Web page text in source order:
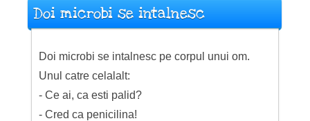
Doi microbi se intalnesc
Doi microbi se intalnesc pe corpul unui om.
Unul catre celalalt:
- Ce ai, ca esti palid?
- Cred ca penicilina!